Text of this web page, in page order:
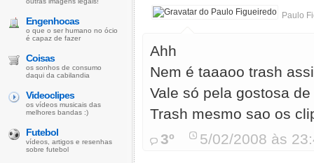
Paulo
Ahh
Nem é taaaoo trash
Vale só pela gostosa
Trash mesmo sao os
3º
5/02/2008 às
Engenhocas
o que o ser humano no ócio
é capaz de fazer
Coisas
os sonhos de consumo
daqui da cabilandia
Videoclipes
os vídeos musicais das
melhores bandas :)
Futebol
vídeos, artigos e resenhas
sobre futebol